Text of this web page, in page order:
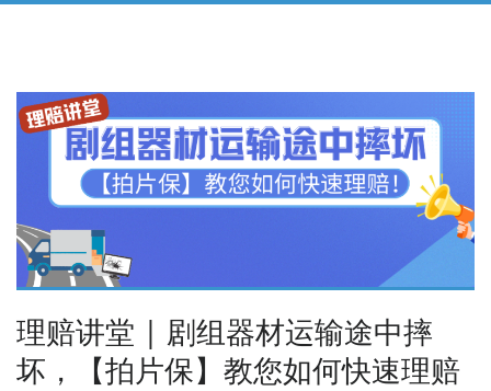
理赔讲堂 | 剧组器材运输途中摔
坏，【拍片保】教您如何快速理赔